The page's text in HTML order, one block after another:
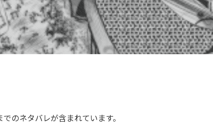
のネタバレが含まれています。